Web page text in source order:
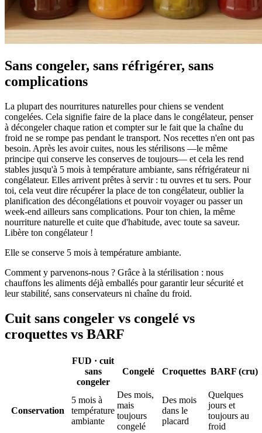
Sans congeler, sans réfrigérer, sans
complications
La plupart des nourritures naturelles pour chiens se vendent
congelées. Cela signifie faire de la place dans le congélateur, penser
à décongeler chaque ration et compter sur le fait que la chaîne du
froid ne se rompe pas pendant le transport. Nos recettes n'en ont pas
besoin. Après les avoir cuites, nous les stérilisons —le même
principe qui conserve les conserves de toujours— et cela les rend
stables jusqu'à 5 mois à température ambiante, sans réfrigérateur ni
congélateur. Elles arrivent prêtes à servir : tu ouvres et tu sers. Pour
toi, cela veut dire récupérer la place de ton congélateur, oublier la
planification des décongélations et pouvoir voyager ou passer un
week-end ailleurs sans complications. Pour ton chien, la même
nourriture naturelle et cuite que d'habitude, avec toute sa saveur.
Libère ton congélateur !
Elle se conserve 5 mois à température ambiante.
Comment y parvenons-nous ? Grâce à la stérilisation : nous
chauffons les aliments déjà emballés pour garantir leur sécurité et
leur stabilité, sans conservateurs ni chaîne du froid.
Cuit sans congeler vs congelé vs
croquettes vs BARF
FUD · cuit
sans
congeler
Congelé Croquettes BARF (cru)
Conservation
5 mois à
température
ambiante
Des mois,
mais
toujours
congelé
Des mois
dans le
placard
Quelques
jours et
toujours au
froid